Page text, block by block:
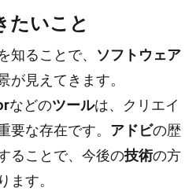
たいこと
知ることで、 ソフトウェア
が見えてきます。
などのツールは、クリエイ
要な存在です。 アドビの歴
ることで、今後の技術の方
ます。